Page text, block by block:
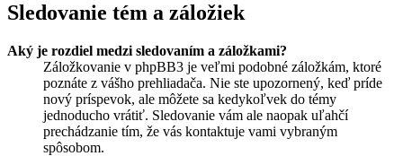
Sledovanie tém a záložiek
Aký je rozdiel medzi sledovaním a záložkami?
Záložkovanie v phpBB3 je veľmi podobné záložkám, ktoré
poznáte z vášho prehliadača. Nie ste upozornený, keď príde
nový príspevok, ale môžete sa kedykoľvek do témy
jednoducho vrátiť. Sledovanie vám ale naopak uľahčí
prechádzanie tím, že vás kontaktuje vami vybraným
spôsobom.